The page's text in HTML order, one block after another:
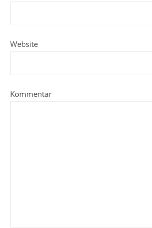
Website
Kommentar